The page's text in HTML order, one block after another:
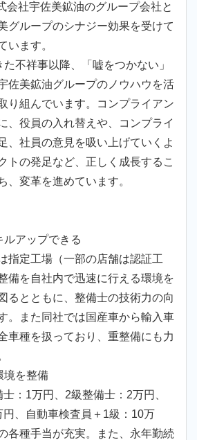
会社宇佐美鉱油のグループ会社と
グループのシナジー効果を受けて
います。
不祥事以降、「嘘をつかない」
佐美鉱油グループのノウハウを活
り組んでいます。コンプライアン
、役員の入れ替えや、コンプライ
、社員の意見を吸い上げていくよ
トの発足など、正しく成長するこ
、変革を進めています。
アップできる
指定工場（一部の店舗は認証工
備を自社内で迅速に行える環境を
るとともに、整備士の技術力の向
。また同社では国産車から輸入車
車種を扱っており、重整備にも力
境を整備
：1万円、2級整備士：2万円、
円、自動車検査員＋1級：10万
各種手当が充実。また、永年勤続